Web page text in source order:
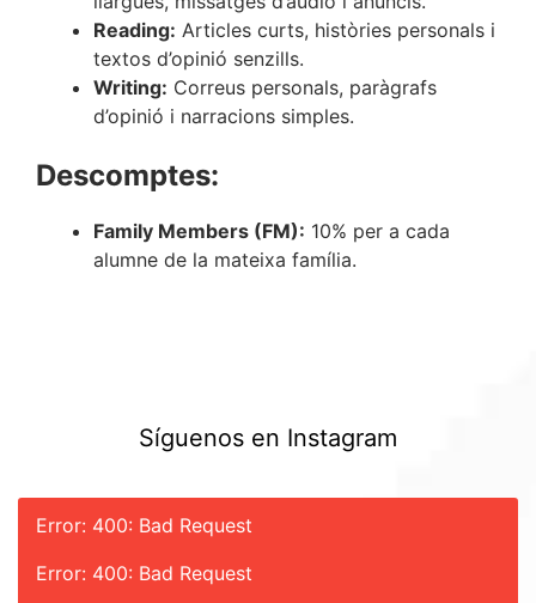
Reading: Articles curts, històries personals i
textos d’opinió senzills.
Writing: Correus personals, paràgrafs
d’opinió i narracions simples.
Descomptes:
Family Members (FM): 10% per a cada
alumne de la mateixa família.
Síguenos en Instagram
Error: 400: Bad Request
Error: 400: Bad Request